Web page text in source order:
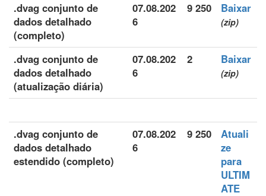
.dvag conjunto de
dados detalhado
(completo)
07.08.202
6
9 250 Baixar
(zip)
.dvag conjunto de
dados detalhado
(atualização diária)
07.08.202
6
2 Baixar
(zip)
.dvag conjunto de
dados detalhado
estendido (completo)
07.08.202
6
9 250
Atuali
ze
para
ULTIM
ATE